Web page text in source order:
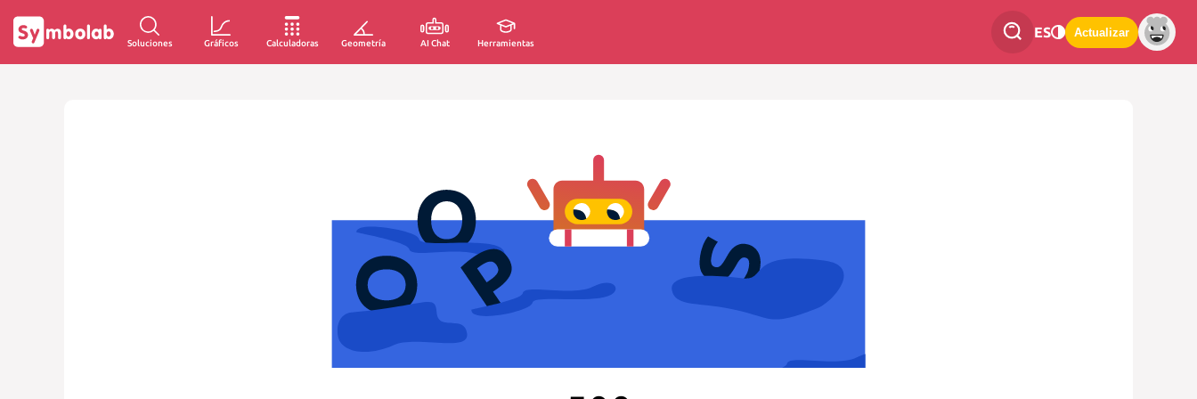
Soluciones Gráficos Calculadoras Geometría AI Chat Herramientas
ES Actualizar